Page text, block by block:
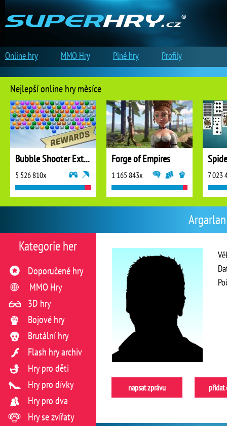
napsat zprávu přidat
Kategorie her
Doporučené hry
MMO Hry
3D hry
Bojové hry
Brutální hry
Flash hry archiv
Hry pro děti
Hry pro dívky
Hry pro dva
Hry se zvířaty
Nejlepší online hry měsíce
Bubble Shooter Extreme
5 526 810x
Forge of Empires
1 165 843x 7 023
Online hry MMO Hry Plné hry Profily